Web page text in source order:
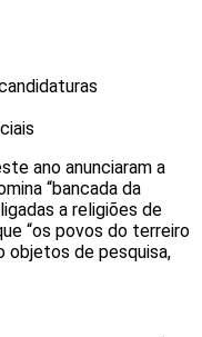
ano anunciaram a
“bancada da
a religiões de
“os povos do terreiro
objetos de pesquisa,